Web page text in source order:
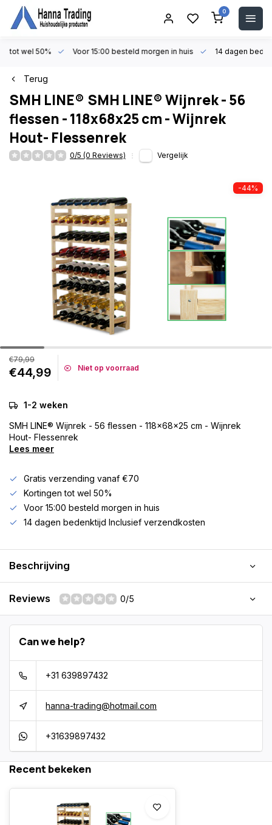
0
tot wel 50% Voor 15:00 besteld morgen in huis 14 dagen
Terug
SMH LINE® SMH LINE® Wijnrek - 56
flessen - 118x68x25 cm - Wijnrek
Hout- Flessenrek
0/5 (0 Reviews) Vergelijk
-44%
€79,99
€44,99 Niet op voorraad
1-2 weken
SMH LINE® Wijnrek - 56 flessen - 118x68x25 cm - Wijnrek
Hout- Flessenrek
Lees meer
Gratis verzending vanaf €70
Kortingen tot wel 50%
Voor 15:00 besteld morgen in huis
14 dagen bedenktijd Inclusief verzendkosten
Beschrijving
Reviews 0/5
Can we help?
+31 639897432
hanna-trading@hotmail.com
+31639897432
Recent bekeken